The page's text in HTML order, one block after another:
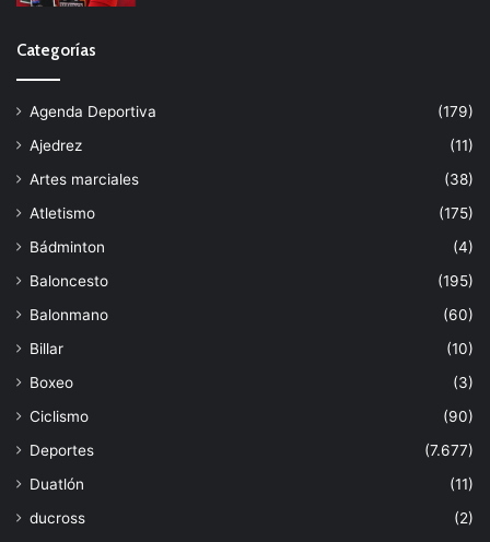
Categorías
Agenda Deportiva
(179)
Ajedrez
(11)
Artes marciales
(38)
Atletismo
(175)
Bádminton
(4)
Baloncesto
(195)
Balonmano
(60)
Billar
(10)
Boxeo
(3)
Ciclismo
(90)
Deportes
(7.677)
Duatlón
(11)
ducross
(2)